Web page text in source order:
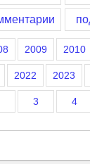
2009 2010
2022 2023
3 4